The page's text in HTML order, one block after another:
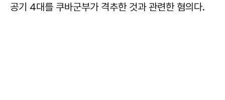
공기 4대를 쿠바군부가 격추한 것과 관련한 혐의다.